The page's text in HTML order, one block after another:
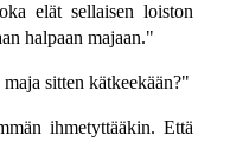
elät sellaisen loiston
halpaan majaan."
sitten kätkeekään?"
ihmetyttääkin. Että